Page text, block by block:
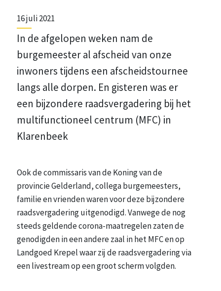
16 juli 2021
In de afgelopen weken nam de
burgemeester al afscheid van onze
inwoners tijdens een afscheidstournee
langs alle dorpen. En gisteren was er
een bijzondere raadsvergadering bij het
multifunctioneel centrum (MFC) in
Klarenbeek
Ook de commissaris van de Koning van de
provincie Gelderland, collega burgemeesters,
familie en vrienden waren voor deze bijzondere
raadsvergadering uitgenodigd. Vanwege de nog
steeds geldende corona-maatregelen zaten de
genodigden in een andere zaal in het MFC en op
Landgoed Krepel waar zij de raadsvergadering via
een livestream op een groot scherm volgden.